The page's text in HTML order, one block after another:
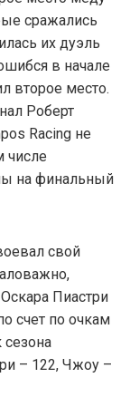
сражались
их дуэль
в начале
второе место.
Роберт
Racing не
числе
на финальный
свой
Пиастри
счет по очкам
– 122, Чжоу –